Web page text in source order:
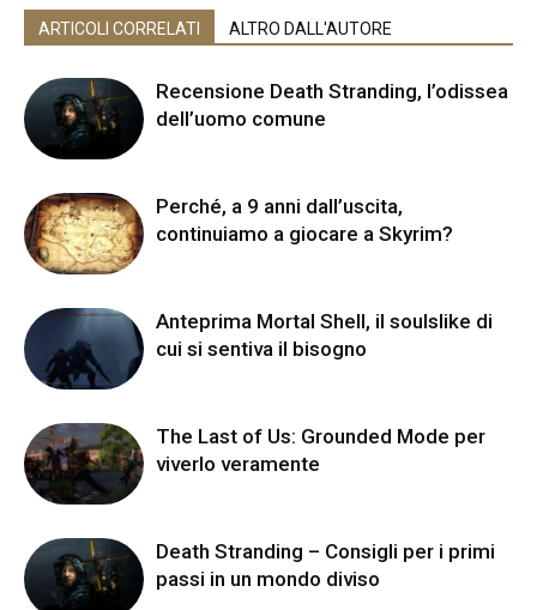
ARTICOLI CORRELATI ALTRO DALL'AUTORE
Recensione Death Stranding, l’odissea
dell’uomo comune
Perché, a 9 anni dall’uscita,
continuiamo a giocare a Skyrim?
Anteprima Mortal Shell, il soulslike di
cui si sentiva il bisogno
The Last of Us: Grounded Mode per
viverlo veramente
Death Stranding – Consigli per i primi
passi in un mondo diviso